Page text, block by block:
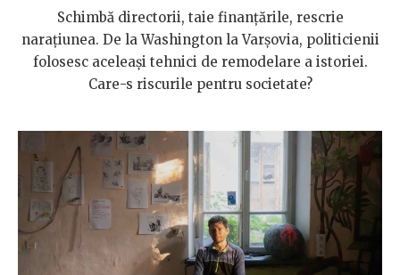
Schimbă directorii, taie finanțările, rescrie
narațiunea. De la Washington la Varșovia, politicienii
folosesc aceleași tehnici de remodelare a istoriei.
Care-s riscurile pentru societate?